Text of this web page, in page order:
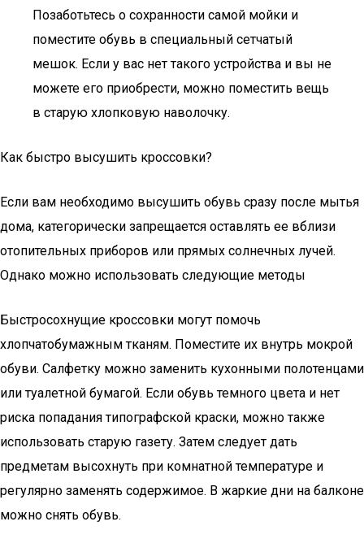
Позаботьтесь о сохранности самой мойки и
поместите обувь в специальный сетчатый
мешок. Если у вас нет такого устройства и вы не
можете его приобрести, можно поместить вещь
в старую хлопковую наволочку.
Как быстро высушить кроссовки?
Если вам необходимо высушить обувь сразу после мытья
дома, категорически запрещается оставлять ее вблизи
отопительных приборов или прямых солнечных лучей.
Однако можно использовать следующие методы
Быстросохнущие кроссовки могут помочь
хлопчатобумажным тканям. Поместите их внутрь мокрой
обуви. Салфетку можно заменить кухонными полотенцами
или туалетной бумагой. Если обувь темного цвета и нет
риска попадания типографской краски, можно также
использовать старую газету. Затем следует дать
предметам высохнуть при комнатной температуре и
регулярно заменять содержимое. В жаркие дни на балконе
можно снять обувь.